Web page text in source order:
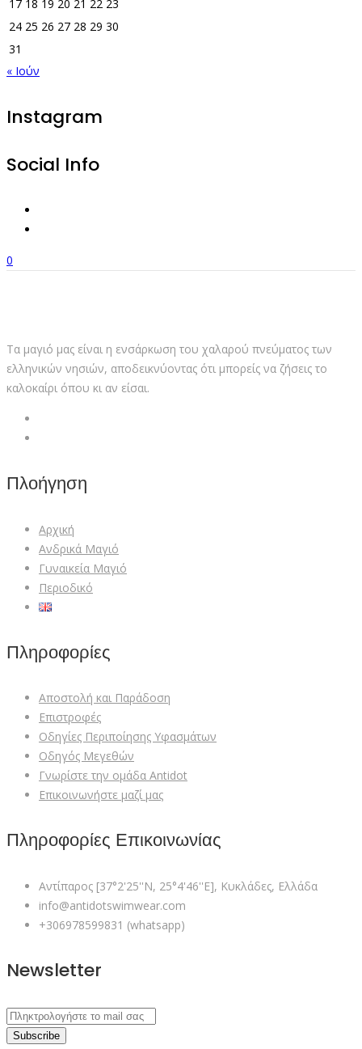
17 18 19 20 21 22 23
24 25 26 27 28 29 30
31
« Ιούν
Instagram
Social Info
0
Τα μαγιό μας είναι η ενσάρκωση του χαλαρού πνεύματος των
ελληνικών νησιών, αποδεικνύοντας ότι μπορείς να ζήσεις το
καλοκαίρι όπου κι αν είσαι.
Πλοήγηση
Αρχική
Ανδρικά Μαγιό
Γυναικεία Mαγιό
Περιοδικό
Πληροφορίες
Αποστολή και Παράδοση
Επιστροφές
Οδηγίες Περιποίησης Υφασμάτων
Οδηγός Μεγεθών
Γνωρίστε την ομάδα Antidot
Επικοινωνήστε μαζί μας
Πληροφορίες Επικοινωνίας
Αντίπαρος [37°2'25''N, 25°4'46''E], Κυκλάδες, Ελλάδα
info@antidotswimwear.com
+306978599831 (whatsapp)
Newsletter
Subscribe